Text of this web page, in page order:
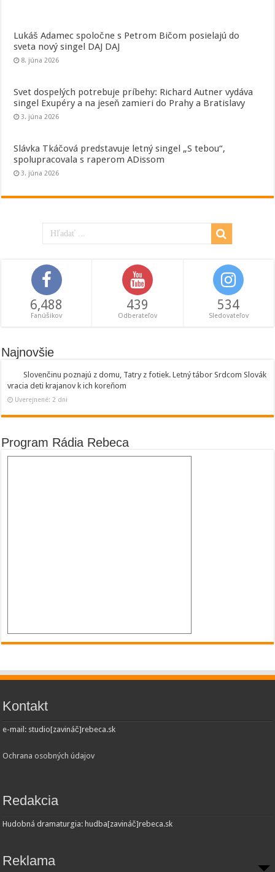
Lukáš Adamec spoločne s Petrom Bičom posielajú do
sveta nový singel DAJ DAJ
8. júna 2026
Svet dospelých potrebuje príbehy: Richard Autner vydáva
singel Exupéry a na jeseň zamieri do Prahy a Bratislavy
3. júna 2026
Slávka Tkáčová predstavuje letný singel „S tebou“,
spolupracovala s raperom ADissom
3. júna 2026
6,488
Fanúšikov
439
Odberateľov
534
Sledovateľov
Najnovšie
Slovenčinu poznajú z domu, Tatry z fotiek. Letný tábor Srdcom Slovák
vracia deti krajanov k ich koreňom
Uverejnené: 2 dni
Program Rádia Rebeca
Kontakt
e-mail: studio[zavináč]rebeca.sk
Ochrana osobných údajov
Redakcia
Hudobná dramaturgia: hudba[zavináč]rebeca.sk
Reklama